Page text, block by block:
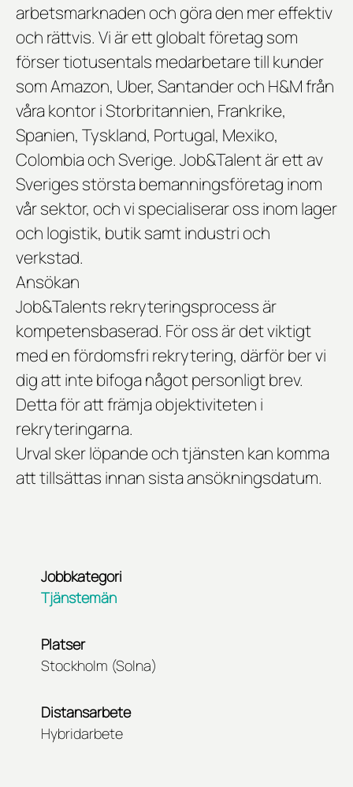
arbetsmarknaden och göra den mer effektiv
och rättvis. Vi är ett globalt företag som
förser tiotusentals medarbetare till kunder
som Amazon, Uber, Santander och H&M från
våra kontor i Storbritannien, Frankrike,
Spanien, Tyskland, Portugal, Mexiko,
Colombia och Sverige. Job&Talent är ett av
Sveriges största bemanningsföretag inom
vår sektor, och vi specialiserar oss inom lager
och logistik, butik samt industri och
verkstad.
Ansökan
Job&Talents rekryteringsprocess är
kompetensbaserad. För oss är det viktigt
med en fördomsfri rekrytering, därför ber vi
dig att inte bifoga något personligt brev.
Detta för att främja objektiviteten i
rekryteringarna.
Urval sker löpande och tjänsten kan komma
att tillsättas innan sista ansökningsdatum.
Jobbkategori
Tjänstemän
Platser
Stockholm (Solna)
Distansarbete
Hybridarbete